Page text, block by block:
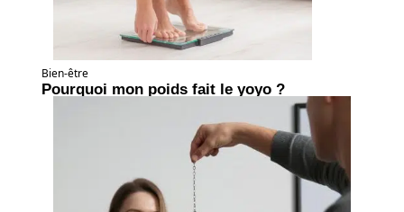
Bien-être
Pourquoi mon poids fait le yoyo ?